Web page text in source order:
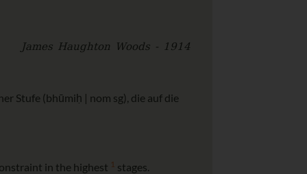
James Haughton Woods - 1914
Stufe (bhūmiḥ | nom sg), die auf die
in the highest 1 stages.